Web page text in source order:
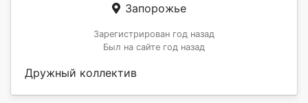
Запорожье
Зарегистрирован год назад
Был на сайте год назад
Дружный коллектив